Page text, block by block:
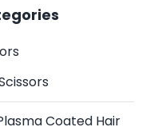
Coated Hair